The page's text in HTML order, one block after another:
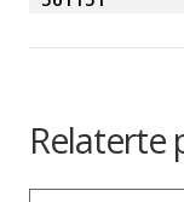
Relaterte